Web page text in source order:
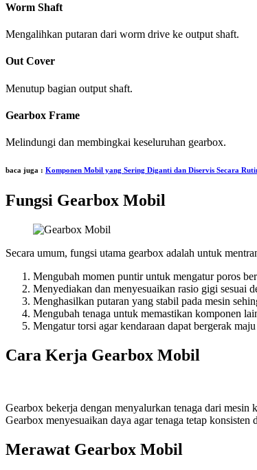
Worm Shaft
Mengalihkan putaran dari worm drive ke output shaft.
Out Cover
Menutup bagian output shaft.
Gearbox Frame
Melindungi dan membingkai keseluruhan gearbox.
baca juga : Komponen Mobil yang Sering Diganti dan Diservis Secara
Fungsi Gearbox Mobil
Secara umum, fungsi utama gearbox adalah untuk
Mengubah momen puntir untuk mengatur poros
Menyediakan dan menyesuaikan rasio gigi sesuai
Menghasilkan putaran yang stabil pada mesin
Mengubah tenaga untuk memastikan komponen
Mengatur torsi agar kendaraan dapat bergerak
Cara Kerja Gearbox Mobil
Gearbox bekerja dengan menyalurkan tenaga dari mesin
Gearbox menyesuaikan daya agar tenaga tetap konsisten
Merawat Gearbox Mobil